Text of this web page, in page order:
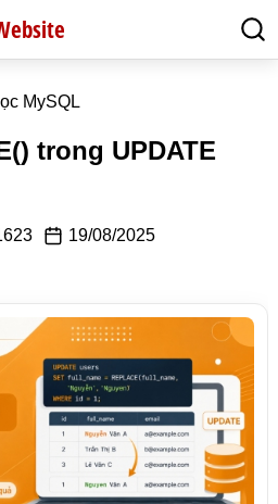
MySQL
trong UPDATE
19/08/2025